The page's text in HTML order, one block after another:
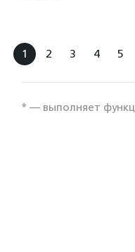
1 2 3 4 5
* — выполняет